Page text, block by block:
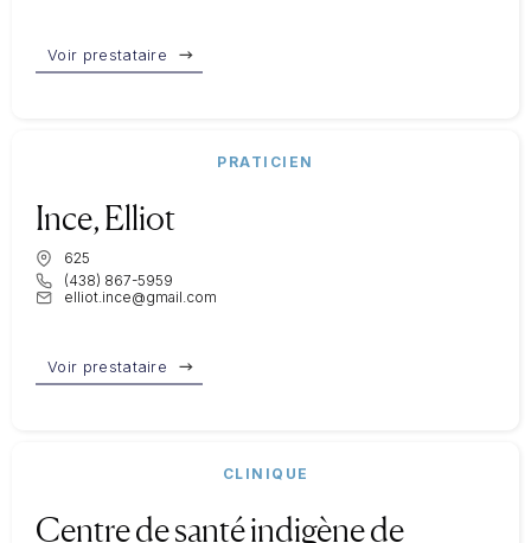
Voir prestataire
PRATICIEN
Ince, Elliot
625
(438) 867-5959
elliot.ince@gmail.com
Voir prestataire
CLINIQUE
Centre de santé indigène de